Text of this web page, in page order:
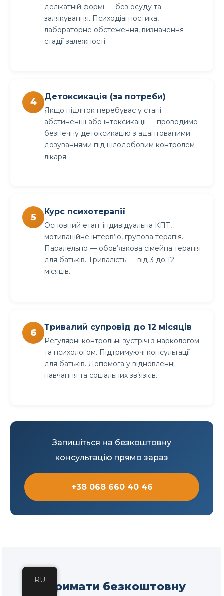
делікатній формі — без осуду та
залякування. Психодіагностика,
лабораторне обстеження, визначення
стадії залежності.
Детоксикація (за потреби)
Якщо підліток перебуває у стані
абстиненції або інтоксикації — проводимо
безпечну детоксикацію з адаптованими
дозуваннями під цілодобовим контролем
лікаря.
Курс психотерапії
Основний етап: індивідуальна КПТ,
мотиваційне інтерв’ю, групова терапія.
Паралельно — обов’язкова сімейна терапія
для батьків. Тривалість — від 3 до 12
місяців.
Тривалий супровід до 12 місяців
Регулярні контрольні зустрічі з наркологом
та психологом. Підтримуючі консультації
для батьків. Допомога у відновленні
навчання та соціальних зв’язків.
Запишіться на безкоштовну
консультацію прямо зараз
+38 068 660 40 46
Отримати безкоштовну
RU